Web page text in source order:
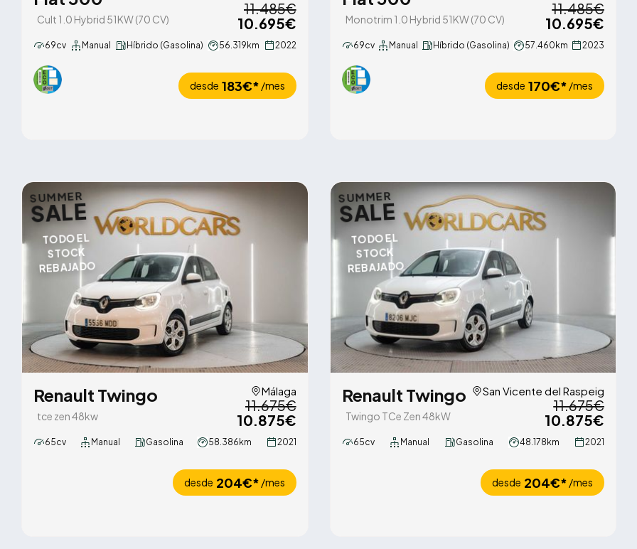
Cult 1.0 Hybrid 51KW (70 CV)
11.485€
10.695€
69cv Manual Híbrido (Gasolina) 56.319km 2022
desde 183€* /mes
Monotrim 1.0 Hybrid 51KW (70 CV)
11.485€
10.695€
69cv Manual Híbrido (Gasolina) 57.460km 2023
desde 170€* /mes
SUMMER
SALE
TODO EL
STOCK
REBAJADO
Renault Twingo
tce zen 48kw
Málaga
11.675€
10.875€
65cv Manual Gasolina 58.386km 2021
desde 204€* /mes
SUMMER
SALE
TODO EL
STOCK
REBAJADO
Renault Twingo
Twingo TCe Zen 48kW
San Vicente del Raspeig
11.675€
10.875€
65cv Manual Gasolina 48.178km 2021
desde 204€* /mes